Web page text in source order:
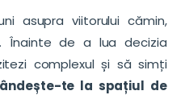
asupra viitorului cămin,
Înainte de a lua decizia
complexul și să simți
te la spațiul de